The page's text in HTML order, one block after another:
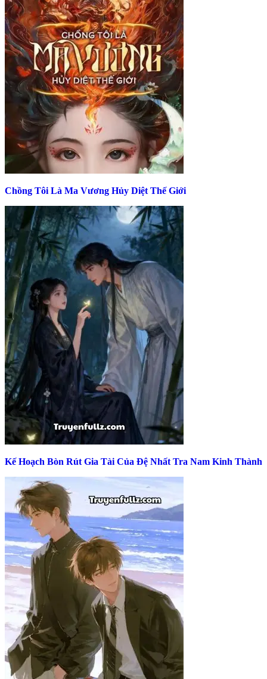
Chồng Tôi Là Ma Vương Hủy Diệt Thế Giới
Kế Hoạch Bòn Rút Gia Tài Của Đệ Nhất Tra Nam Kinh Thành